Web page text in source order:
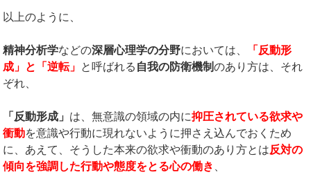
以上のように、
精神分析学などの深層心理学の分野においては、
「反動形
成」と「逆転」 と呼ばれる 自我の防衛機制のあり方は、それ
ぞれ、
「反動形成」 は、無意識の領域の内に抑圧されている欲求や
衝動を意識や行動に現れないように押さえ込んでおくため
に、あえて、そうした本来の欲求や衝動のあり方とは反対の
傾向を強調した行動や態度をとる心の働き